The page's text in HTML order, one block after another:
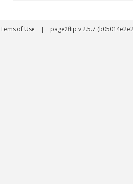
Tems of Use | page2flip v 2.5.7